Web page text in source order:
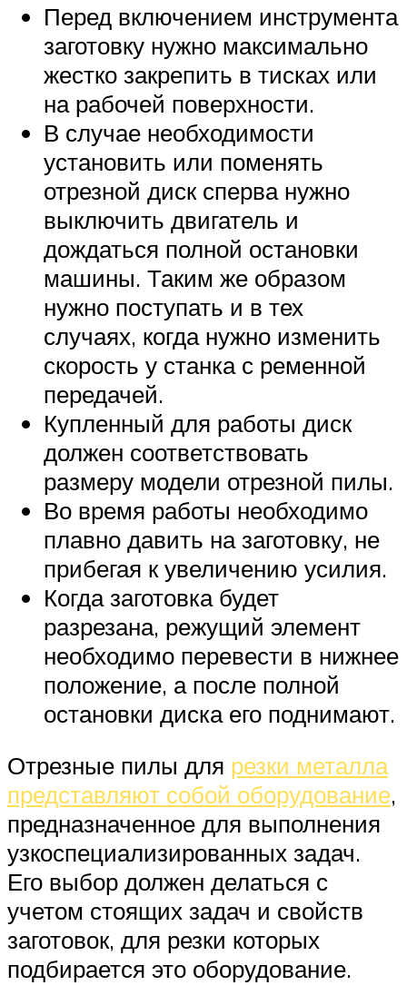
Перед включением инструмента
заготовку нужно максимально
жестко закрепить в тисках или
на рабочей поверхности.
В случае необходимости
установить или поменять
отрезной диск сперва нужно
выключить двигатель и
дождаться полной остановки
машины. Таким же образом
нужно поступать и в тех
случаях, когда нужно изменить
скорость у станка с ременной
передачей.
Купленный для работы диск
должен соответствовать
размеру модели отрезной пилы.
Во время работы необходимо
плавно давить на заготовку, не
прибегая к увеличению усилия.
Когда заготовка будет
разрезана, режущий элемент
необходимо перевести в нижнее
положение, а после полной
остановки диска его поднимают.
Отрезные пилы для резки металла
представляют собой оборудование,
предназначенное для выполнения
узкоспециализированных задач.
Его выбор должен делаться с
учетом стоящих задач и свойств
заготовок, для резки которых
подбирается это оборудование.